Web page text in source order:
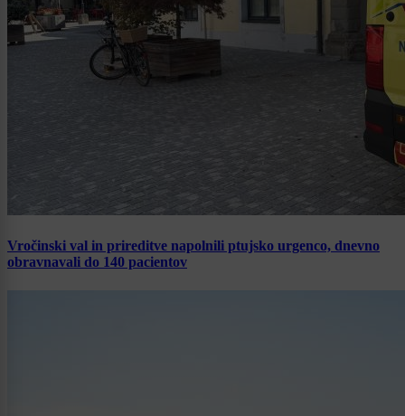
Vročinski val in prireditve napolnili ptujsko urgenco, dnevno
obravnavali do 140 pacientov